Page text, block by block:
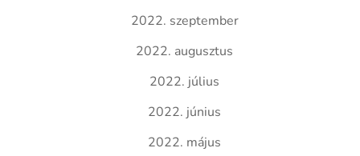
2022. szeptember
2022. augusztus
2022. július
2022. június
2022. május